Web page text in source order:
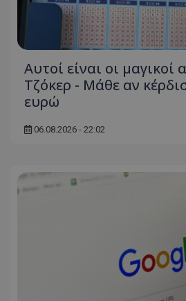
Αυτοί είναι οι μαγικοί
Τζόκερ - Μάθε αν
ευρώ
06.08.2026 - 22:02